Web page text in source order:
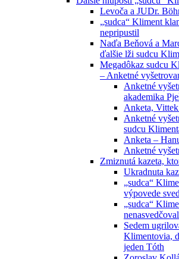
Levoča a JUDr.
„sudca“ Kliment
nepripustil
Naďa Beňová a
ďalšie lži sudcu
Megadôkaz sudcu
– Anketné
Anketné
akademika
Anketa,
Anketné
sudcu
Anketa –
Anketné
Zmiznutá kazeta,
Ukradnuta
„sudca“
výpovede
„sudca“
Sedem
Klimentovia,
jeden Tóth